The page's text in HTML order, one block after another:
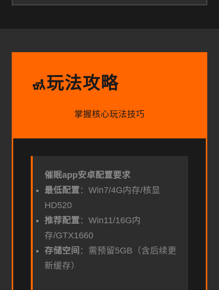
🚮玩法攻略
掌握核心玩法技巧
催眠app安卓配置要求
​最低配置​ ​：Win7/4G内存/核显
HD520
​推荐配置​ ​：Win11/16G内
存/GTX1660
​存储空间​ ​：需预留5GB（含后续更
新缓存）